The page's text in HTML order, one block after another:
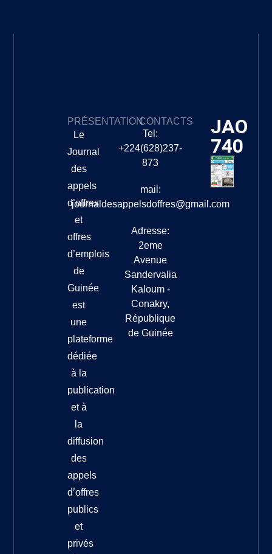
PRÉSENTATION
Le
Journal
des
appels
d’offres
et
offres
d’emplois
de
Guinée
est
une
plateforme
dédiée
à la
publication
et à
la
diffusion
des
appels
d’offres
publics
et
privés
CONTACTS
Tel:
+224(628)237-
873
mail:
journaldesappelsdoffres@gmail.com
Adresse:
2eme
Avenue
Sandervalia
Kaloum -
Conakry,
République
de Guinée
JAO
740